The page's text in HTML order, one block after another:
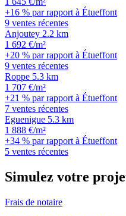
+16 % par rapport à Étueffont
9 ventes récentes
Anjoutey 2.2 km
1 692 €/m²
+20 % par rapport à Étueffont
9 ventes récentes
Roppe 5.3 km
1 707 €/m²
+21 % par rapport à Étueffont
7 ventes récentes
Eguenigue 5.3 km
1 888 €/m²
+34 % par rapport à Étueffont
5 ventes récentes
Simulez votre
Frais de notaire